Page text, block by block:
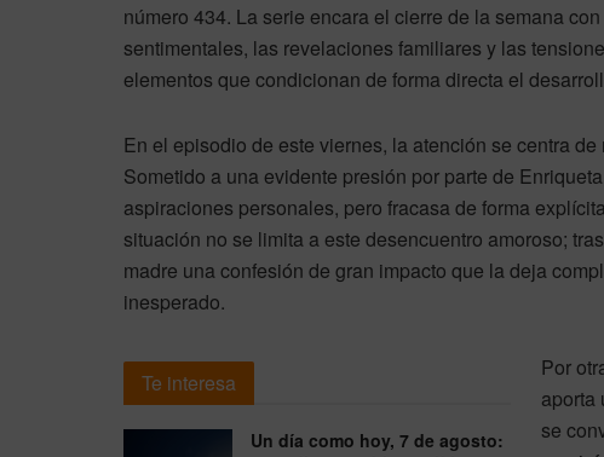
número 434. La serie encara el cierre de la semana
sentimentales, las revelaciones familiares y las
elementos que condicionan de forma directa el
En el episodio de este viernes, la atención se centra
Sometido a una evidente presión por parte de
aspiraciones personales, pero fracasa de forma
situación no se limita a este desencuentro amoroso;
madre una confesión de gran impacto que la deja
inesperado.
Te interesa
Un día como hoy, 7 de agosto:
Por
aporta
se